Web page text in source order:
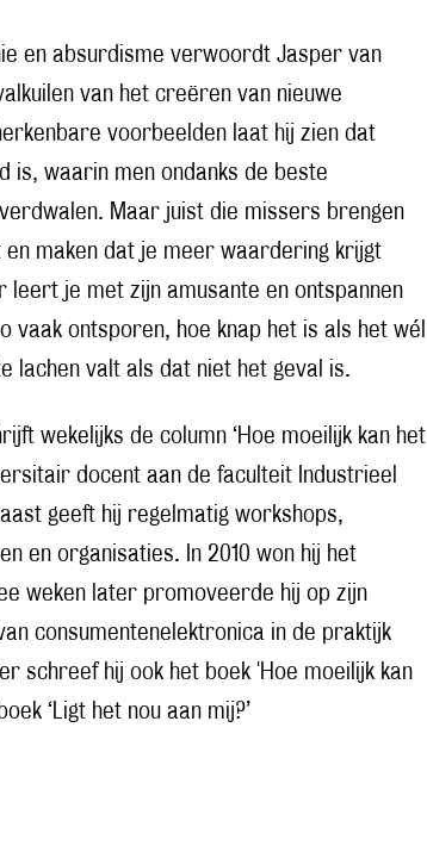
en absurdisme verwoordt Jasper van
van het creëren van nieuwe
voorbeelden laat hij zien dat
is, waarin men ondanks de beste
Maar juist die missers brengen
maken dat je meer waardering krijgt
je met zijn amusante en ontspannen
vaak ontsporen, hoe knap het is als het wél
lachen valt als dat niet het geval is.
wekelijks de column ‘Hoe moeilijk kan het
docent aan de faculteit Industrieel
geeft hij regelmatig workshops,
en organisaties. In 2010 won hij het
weken later promoveerde hij op zijn
consumentenelektronica in de praktijk
schreef hij ook het boek 'Hoe moeilijk kan
‘Ligt het nou aan mij?’